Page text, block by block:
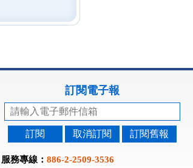
訂閱電子報
訂閱 取消訂閱 訂閱舊報
服務專線： 886-2-2509-3536